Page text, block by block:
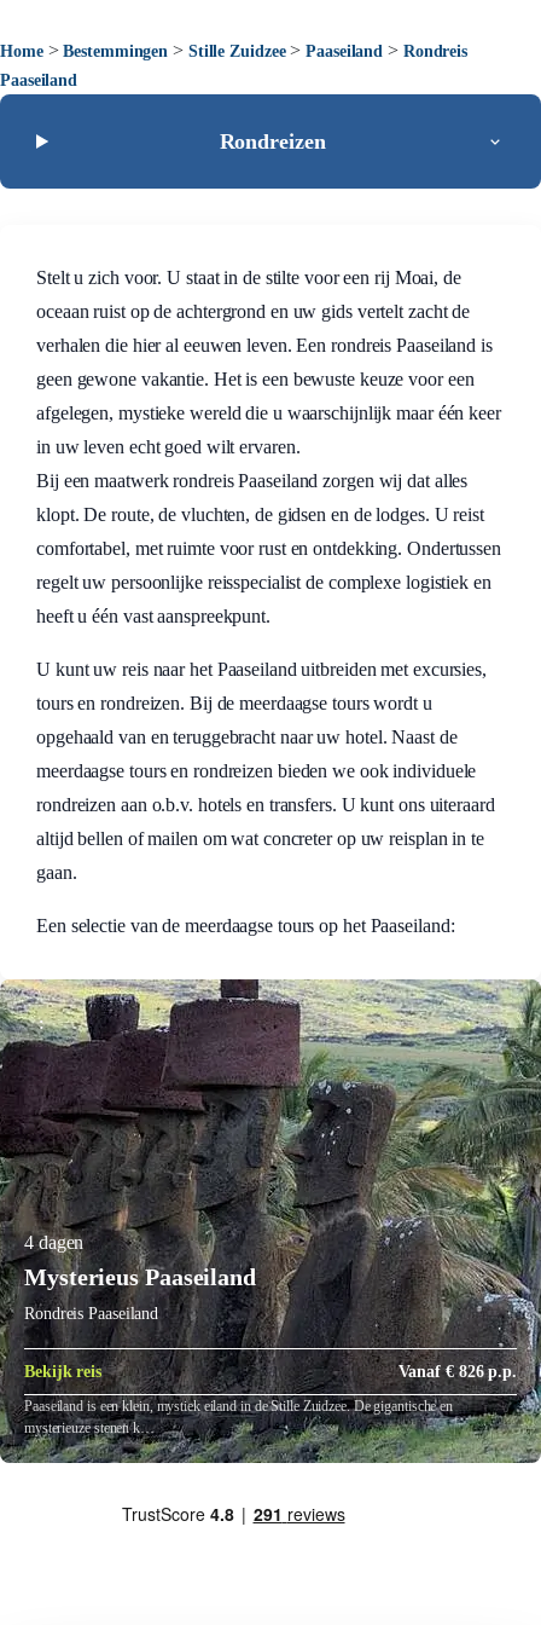
Home>Bestemmingen > Stille Zuidzee>Paaseiland > Rondreis
Paaseiland
Rondreizen
Stelt u zich voor. U staat in de stilte voor een rij Moai, de
oceaan ruist op de achtergrond en uw gids vertelt zacht de
verhalen die hier al eeuwen leven. Een rondreis Paaseiland is
geen gewone vakantie. Het is een bewuste keuze voor een
afgelegen, mystieke wereld die u waarschijnlijk maar één keer
in uw leven echt goed wilt ervaren.
Bij een maatwerk rondreis Paaseiland zorgen wij dat alles
klopt. De route, de vluchten, de gidsen en de lodges. U reist
comfortabel, met ruimte voor rust en ontdekking. Ondertussen
regelt uw persoonlijke reisspecialist de complexe logistiek en
heeft u één vast aanspreekpunt.
U kunt uw reis naar het Paaseiland uitbreiden met excursies,
tours en rondreizen. Bij de meerdaagse tours wordt u
opgehaald van en teruggebracht naar uw hotel. Naast de
meerdaagse tours en rondreizen bieden we ook individuele
rondreizen aan o.b.v. hotels en transfers. U kunt ons uiteraard
altijd bellen of mailen om wat concreter op uw reisplan in te
gaan.
Een selectie van de meerdaagse tours op het Paaseiland:
:
4 dagen
Mysterieus Paaseiland
Rondreis Paaseiland
Bekijk reis Vanaf € 826 p.p.
Paaseiland is een klein, mystiek eiland in de Stille Zuidzee. De gigantische en
mysterieuze stenen k…